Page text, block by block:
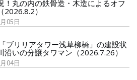
！丸の内の鉄骨造・木造によるオフ
2026.8.2）
05日
ブリリアタワー浅草柳橋」の建設状
沿いの分譲タワマン（2026.7.26）
04日